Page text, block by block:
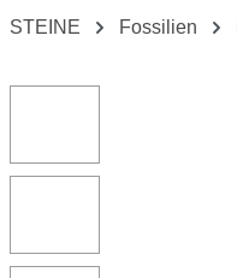
STEINE Fossilien